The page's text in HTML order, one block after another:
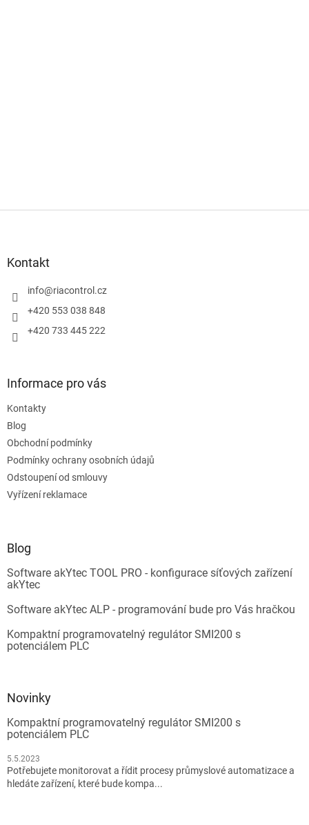
Kontakt
info@riacontrol.cz
+420 553 038 848
+420 733 445 222
Informace pro vás
Kontakty
Blog
Obchodní podmínky
Podmínky ochrany osobních údajů
Odstoupení od smlouvy
Vyřízení reklamace
Blog
Software akYtec TOOL PRO - konfigurace síťových zařízení
akYtec
Software akYtec ALP - programování bude pro Vás hračkou
Kompaktní programovatelný regulátor SMI200 s
potenciálem PLC
Novinky
Kompaktní programovatelný regulátor SMI200 s
potenciálem PLC
5.5.2023
Potřebujete monitorovat a řídit procesy průmyslové automatizace a
hledáte zařízení, které bude kompa...